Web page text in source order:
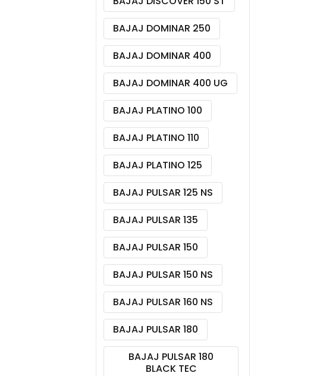
BAJAJ DOMINAR 250
BAJAJ DOMINAR 400
BAJAJ DOMINAR 400 UG
BAJAJ PLATINO 100
BAJAJ PLATINO 110
BAJAJ PLATINO 125
BAJAJ PULSAR 125 NS
BAJAJ PULSAR 135
BAJAJ PULSAR 150
BAJAJ PULSAR 150 NS
BAJAJ PULSAR 160 NS
BAJAJ PULSAR 180
BAJAJ PULSAR 180
BLACK TEC